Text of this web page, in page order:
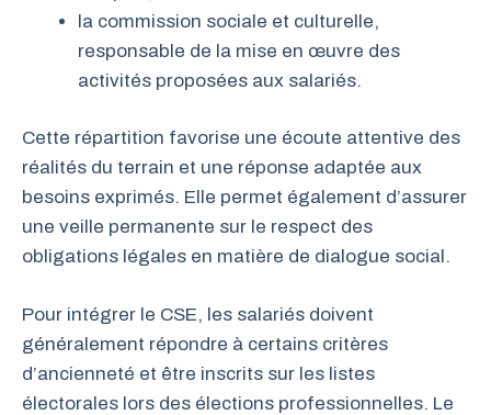
la commission sociale et culturelle,
responsable de la mise en œuvre des
activités proposées aux salariés.
Cette répartition favorise une écoute attentive des
réalités du terrain et une réponse adaptée aux
besoins exprimés. Elle permet également d’assurer
une veille permanente sur le respect des
obligations légales en matière de dialogue social.
Pour intégrer le CSE, les salariés doivent
généralement répondre à certains critères
d’ancienneté et être inscrits sur les listes
électorales lors des élections professionnelles. Le